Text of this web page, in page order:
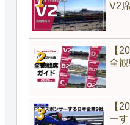
V2
【
全
【
ー